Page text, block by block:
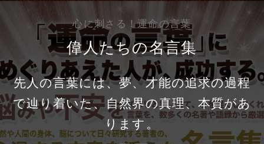
心に刺さる！運命の言葉
偉人たちの名言集
先人の言葉には、夢、才能の追求の過程
で辿り着いた、自然界の真理、本質があ
ります。